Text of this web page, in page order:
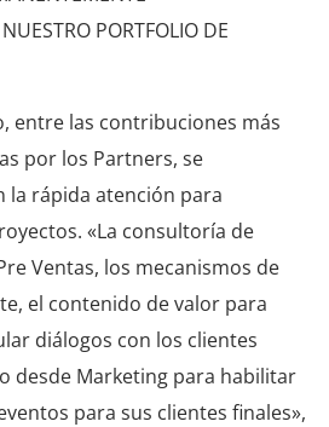
PORTFOLIO DE
entre las contribuciones más
por los Partners, se
la rápida atención para
«La consultoría de
Ventas, los mecanismos de
el contenido de valor para
diálogos con los clientes
desde Marketing para habilitar
para sus clientes finales»,